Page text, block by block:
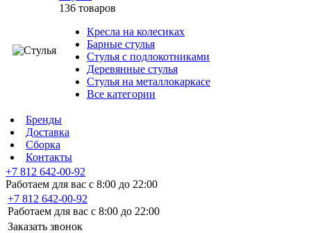
136 товаров
Кресла на колесиках
Барные стулья
Стулья с подлокотниками
Деревянные стулья
Стулья на металлокаркасе
Все категории
Бренды
Доставка
Сборка
Контакты
+7 812 642-00-92
Работаем для вас с 8:00 до 22:00
+7 812 642-00-92
Работаем для вас с 8:00 до 22:00
Заказать звонок